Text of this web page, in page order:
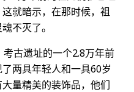
就暗示，在那时候，祖
不灭了。
古遗址的一个2.8万年前
两具年轻人和一具60岁
量精美的装饰品，他们